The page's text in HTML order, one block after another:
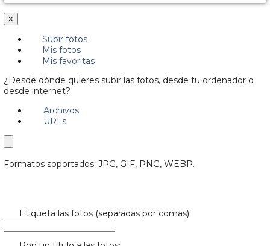
×
Subir fotos
Mis fotos
Mis favoritas
¿Desde dónde quieres subir las fotos, desde tu ordenador o
desde internet?
Archivos
URLs
Formatos soportados: JPG, GIF, PNG, WEBP.
Etiqueta las fotos (separadas por comas):